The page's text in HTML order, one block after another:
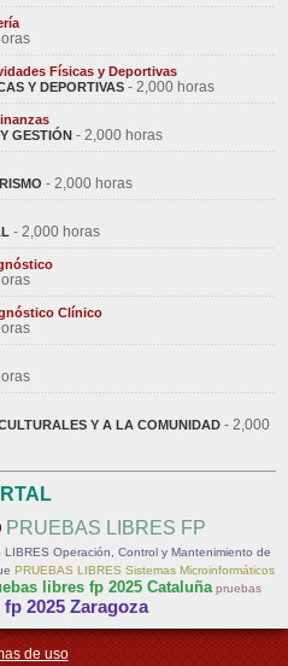
Físicas y Deportivas
Y DEPORTIVAS - 2,000 horas
GESTIÓN - 2,000 horas
- 2,000 horas
- 2,000 horas
Clínico
Y A LA COMUNIDAD - 2,000
PRUEBAS LIBRES FP
LIBRES Operación, Control y Mantenimiento de
PRUEBAS LIBRES Sistemas Microinformáticos
libres fp 2025 Cataluña pruebas
2025 Zaragoza
de uso